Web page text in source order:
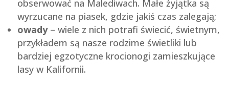
obserwować na Malediwach. Małe żyjątka są
wyrzucane na piasek, gdzie jakiś czas zalegają;
owady– wiele z nich potrafi świecić, świetnym,
przykładem są nasze rodzime świetliki lub
bardziej egzotyczne krocionogi zamieszkujące
lasy w Kalifornii.